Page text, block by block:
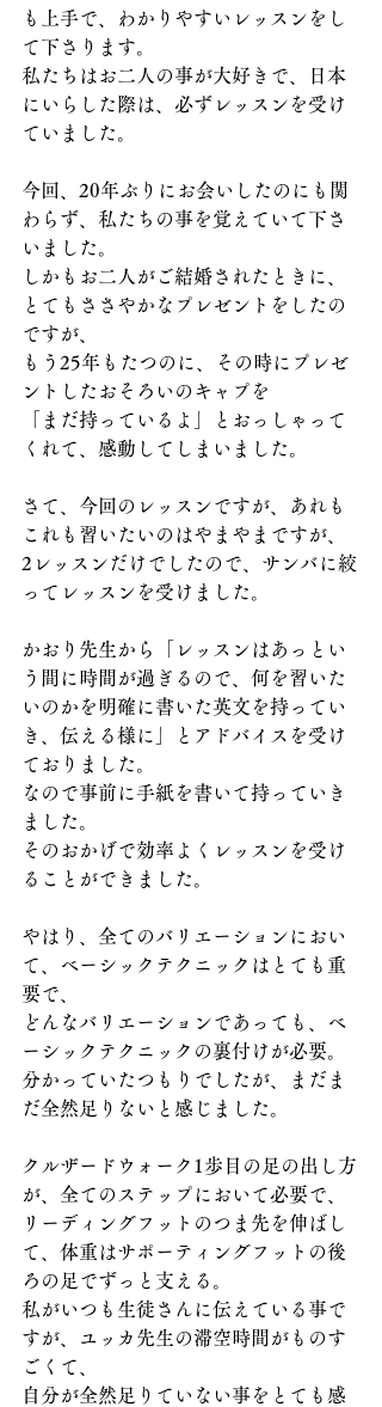
も上手で、わかりやすいレッスンをし
て下さります。
私たちはお二人の事が大好きで、日本
にいらした際は、必ずレッスンを受け
ていました。
今回、20年ぶりにお会いしたのにも関
わらず、私たちの事を覚えていて下さ
いました。
しかもお二人がご結婚されたときに、
とてもささやかなプレゼントをしたの
ですが、
もう25年もたつのに、その時にプレゼ
ントしたおそろいのキャプを
「まだ持っているよ」とおっしゃって
くれて、感動してしまいました。
さて、今回のレッスンですが、あれも
これも習いたいのはやまやまですが、
2レッスンだけでしたので、サンバに絞
ってレッスンを受けました。
かおり先生から「レッスンはあっとい
う間に時間が過ぎるので、何を習いた
いのかを明確に書いた英文を持ってい
き、伝える様に」とアドバイスを受け
ておりました。
なので事前に手紙を書いて持っていき
ました。
そのおかげで効率よくレッスンを受け
ることができました。
やはり、全てのバリエーションにおい
て、ベーシックテクニックはとても重
要で、
どんなバリエーションであっても、ベ
ーシックテクニックの裏付けが必要。
分かっていたつもりでしたが、まだま
だ全然足りないと感じました。
クルザードウォーク1歩目の足の出し方
が、全てのステップにおいて必要で、
リーディングフットのつま先を伸ばし
て、体重はサポーティングフットの後
ろの足でずっと支える。
私がいつも生徒さんに伝えている事で
すが、ユッカ先生の滞空時間がものす
ごくて、
自分が全然足りていない事をとても感